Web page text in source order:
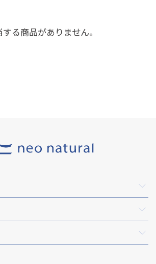
する商品がありません。